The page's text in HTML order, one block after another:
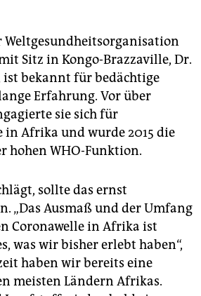
Sitz in Kongo-Brazzaville, Dr.
bekannt für bedächtige
Erfahrung. Vor über
sie sich für
Afrika und wurde 2015 die
hohen WHO-Funktion.
sollte das ernst
„Das Ausmaß und der Umfang
Coronawelle in Afrika ist
was wir bisher erlebt haben“,
haben wir bereits eine
meisten Ländern Afrikas.